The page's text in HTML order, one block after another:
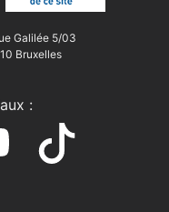
Galilée 5/03
Bruxelles
: